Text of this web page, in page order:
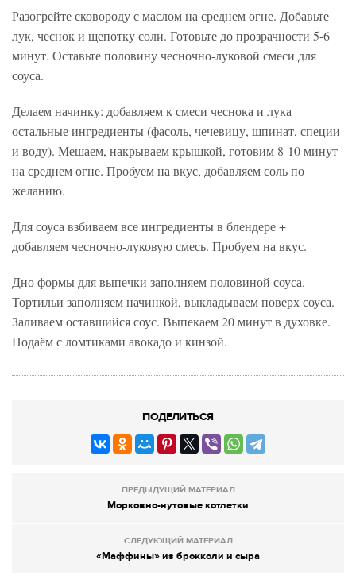
Разогрейте сковороду с маслом на среднем огне. Добавьте
лук, чеснок и щепотку соли. Готовьте до прозрачности 5-6
минут. Оставьте половину чесночно-луковой смеси для
соуса.
Делаем начинку: добавляем к смеси чеснока и лука
остальные ингредиенты (фасоль, чечевицу, шпинат, специи
и воду). Мешаем, накрываем крышкой, готовим 8-10 минут
на среднем огне. Пробуем на вкус, добавляем соль по
желанию.
Для соуса взбиваем все ингредиенты в блендере +
добавляем чесночно-луковую смесь. Пробуем на вкус.
Дно формы для выпечки заполняем половиной соуса.
Тортильи заполняем начинкой, выкладываем поверх соуса.
Заливаем оставшийся соус. Выпекаем 20 минут в духовке.
Подаём с ломтиками авокадо и кинзой.
ПОДЕЛИТЬСЯ
ПРЕДЫДУЩИЙ МАТЕРИАЛ
Морковно-нутовые котлетки
СЛЕДУЮЩИЙ МАТЕРИАЛ
«Маффины» из брокколи и сыра